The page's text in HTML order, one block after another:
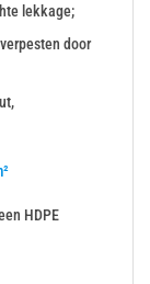
lekkage;
door
HDPE